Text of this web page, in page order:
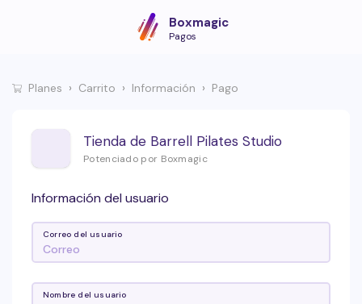
Boxmagic
Pagos
Planes Carrito Información Pago
Tienda de Barrell Pilates Studio
Potenciado por Boxmagic
Información del usuario
Correo del usuario
Nombre del usuario